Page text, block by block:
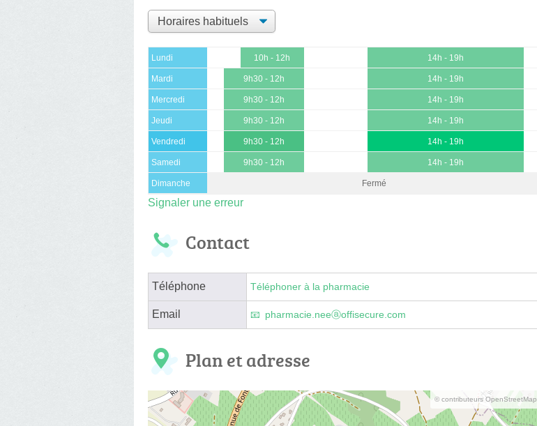
Lundi 10h - 12h 14h - 19h
Mardi 9h30 - 12h 14h - 19h
Mercredi 9h30 - 12h 14h - 19h
Jeudi 9h30 - 12h 14h - 19h
Vendredi 9h30 - 12h 14h - 19h
Samedi 9h30 - 12h 14h - 19h
Dimanche Fermé
Signaler une erreur
Contact
Téléphone Téléphoner à la pharmacie
Email pharmacie.neeⓐoffisecure.com
Plan et adresse
© contributeurs OpenStreetMap